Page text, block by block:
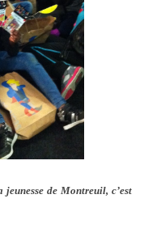
de Montreuil, c’est